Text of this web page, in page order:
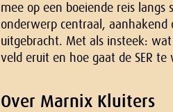
mee op een boeiende reis langs
onderwerp centraal, aanhakend
uitgebracht. Met als insteek:
veld eruit en hoe gaat de SER te
Over Marnix Kluiters